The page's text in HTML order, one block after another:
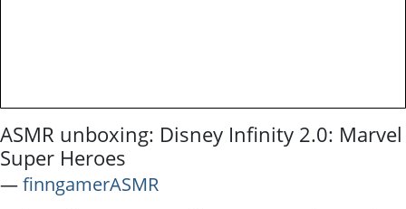
ASMR unboxing: Disney Infinity 2.0: Marvel
Super Heroes
―finngamerASMR